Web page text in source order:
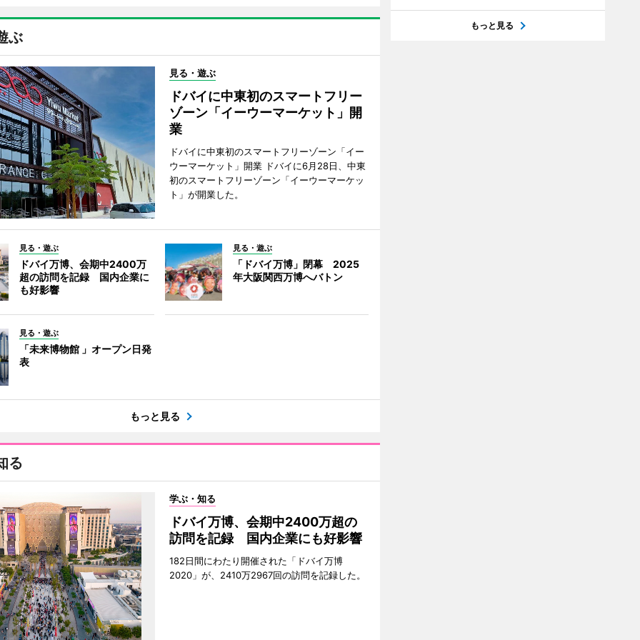
ぶ
見る・遊ぶ
ドバイに中東初のスマートフリー
ゾーン「イーウーマーケット」開
業
ドバイに中東初のスマートフリーゾーン「イー
ウーマーケット」開業 ドバイに6月28日、中東
初のスマートフリーゾーン「イーウーマーケッ
ト」が開業した。
見る・遊ぶ
ドバイ万博、会期中2400万
超の訪問を記録 国内企業に
も好影響
見る・遊ぶ
「ドバイ万博」閉幕 2025
年大阪関西万博へバトン
見る・遊ぶ
「未来博物館 」オープン日発
表
もっと見る
る
学ぶ・知る
ドバイ万博、会期中2400万超の
訪問を記録 国内企業にも好影響
182日間にわたり開催された「ドバイ万博
2020」が、2410万2967回の訪問を記録した。
もっと見る